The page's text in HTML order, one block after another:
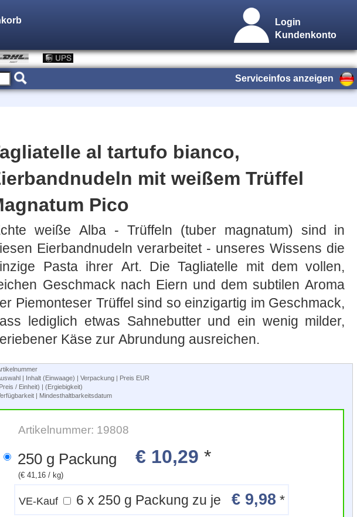
Login
Kundenkonto
Serviceinfos anzeigen
al tartufo bianco,
mit weißem Trüffel
Pico
weiße Alba - Trüffeln (tuber magnatum) sind in
Eierbandnudeln verarbeitet - unseres Wissens die
Pasta ihrer Art. Die Tagliatelle mit dem vollen,
Geschmack nach Eiern und dem subtilen Aroma
Piemonteser Trüffel sind so einzigartig im Geschmack,
lediglich etwas Sahnebutter und ein wenig milder,
Käse zur Abrundung ausreichen.
| Inhalt (Einwaage) | Verpackung | Preis EUR
/ Einheit) | (Ergiebigkeit)
| Mindesthaltbarkeitsdatum
Artikelnummer: 19808
250 g Packung € 10,29 *
(€ 41,16 / kg)
VE-Kauf 6 x 250 g Packung zu je € 9,98*